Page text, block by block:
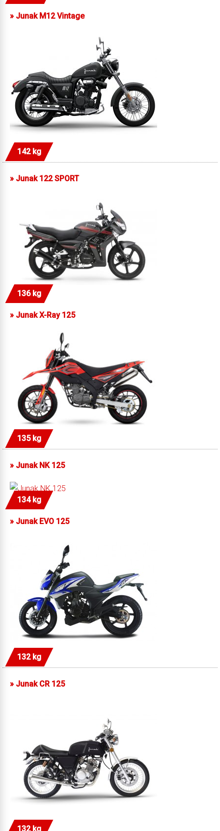
» Junak M12 Vintage
142 kg
» Junak 122 SPORT
136 kg
» Junak X-Ray 125
135 kg
» Junak NK 125
134 kg
» Junak EVO 125
132 kg
» Junak CR 125
132 kg